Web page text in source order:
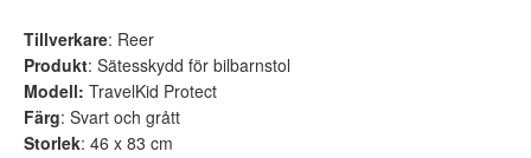
Tillverkare: Reer
Produkt: Sätesskydd för bilbarnstol
Modell: TravelKid Protect
Färg: Svart och grått
Storlek: 46 x 83 cm